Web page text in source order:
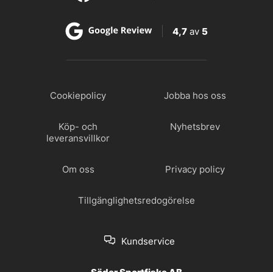
4,7 av 5
Cookiepolicy Jobba hos oss
Köp- och
leveransvillkor
Nyhetsbrev
Om oss Privacy policy
Tillgänglighetsredogörelse
Kundservice